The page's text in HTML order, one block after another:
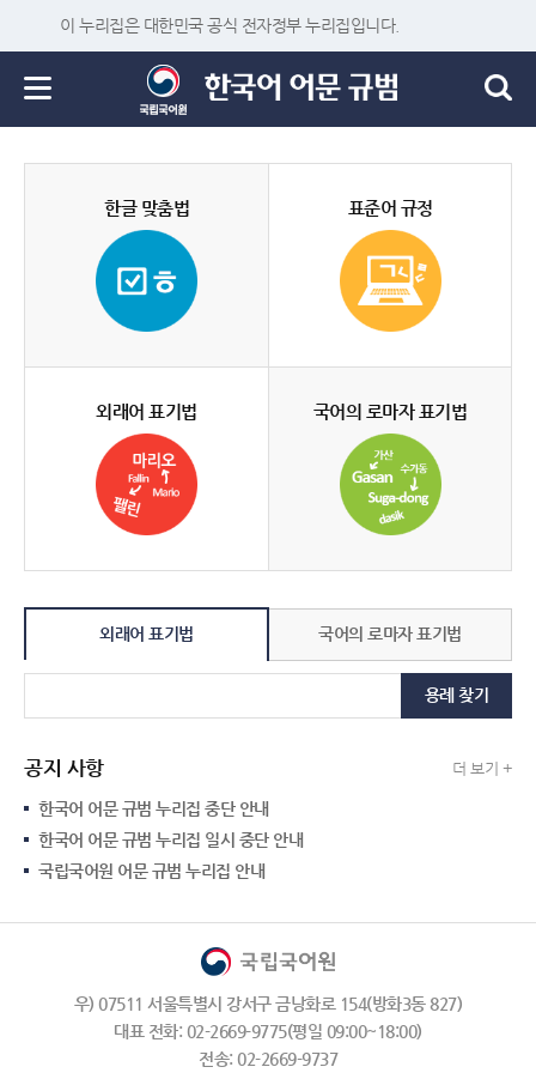
이 누리집은 대한민국 공식 전자정부 누리집입니다.
한글 맞춤법 표준어 규정
외래어 표기법 국어의 로마자 표기법
외래어 표기법 국어의 로마자 표기법
용례 찾기
공지 사항 더 보기 +
한국어 어문 규범 누리집 중단 안내
한국어 어문 규범 누리집 일시 중단 안내
국립국어원 어문 규범 누리집 안내
우) 07511 서울특별시 강서구 금낭화로 154(방화3동 827)
대표 전화: 02-2669-9775(평일 09:00~18:00)
전송: 02-2669-9737